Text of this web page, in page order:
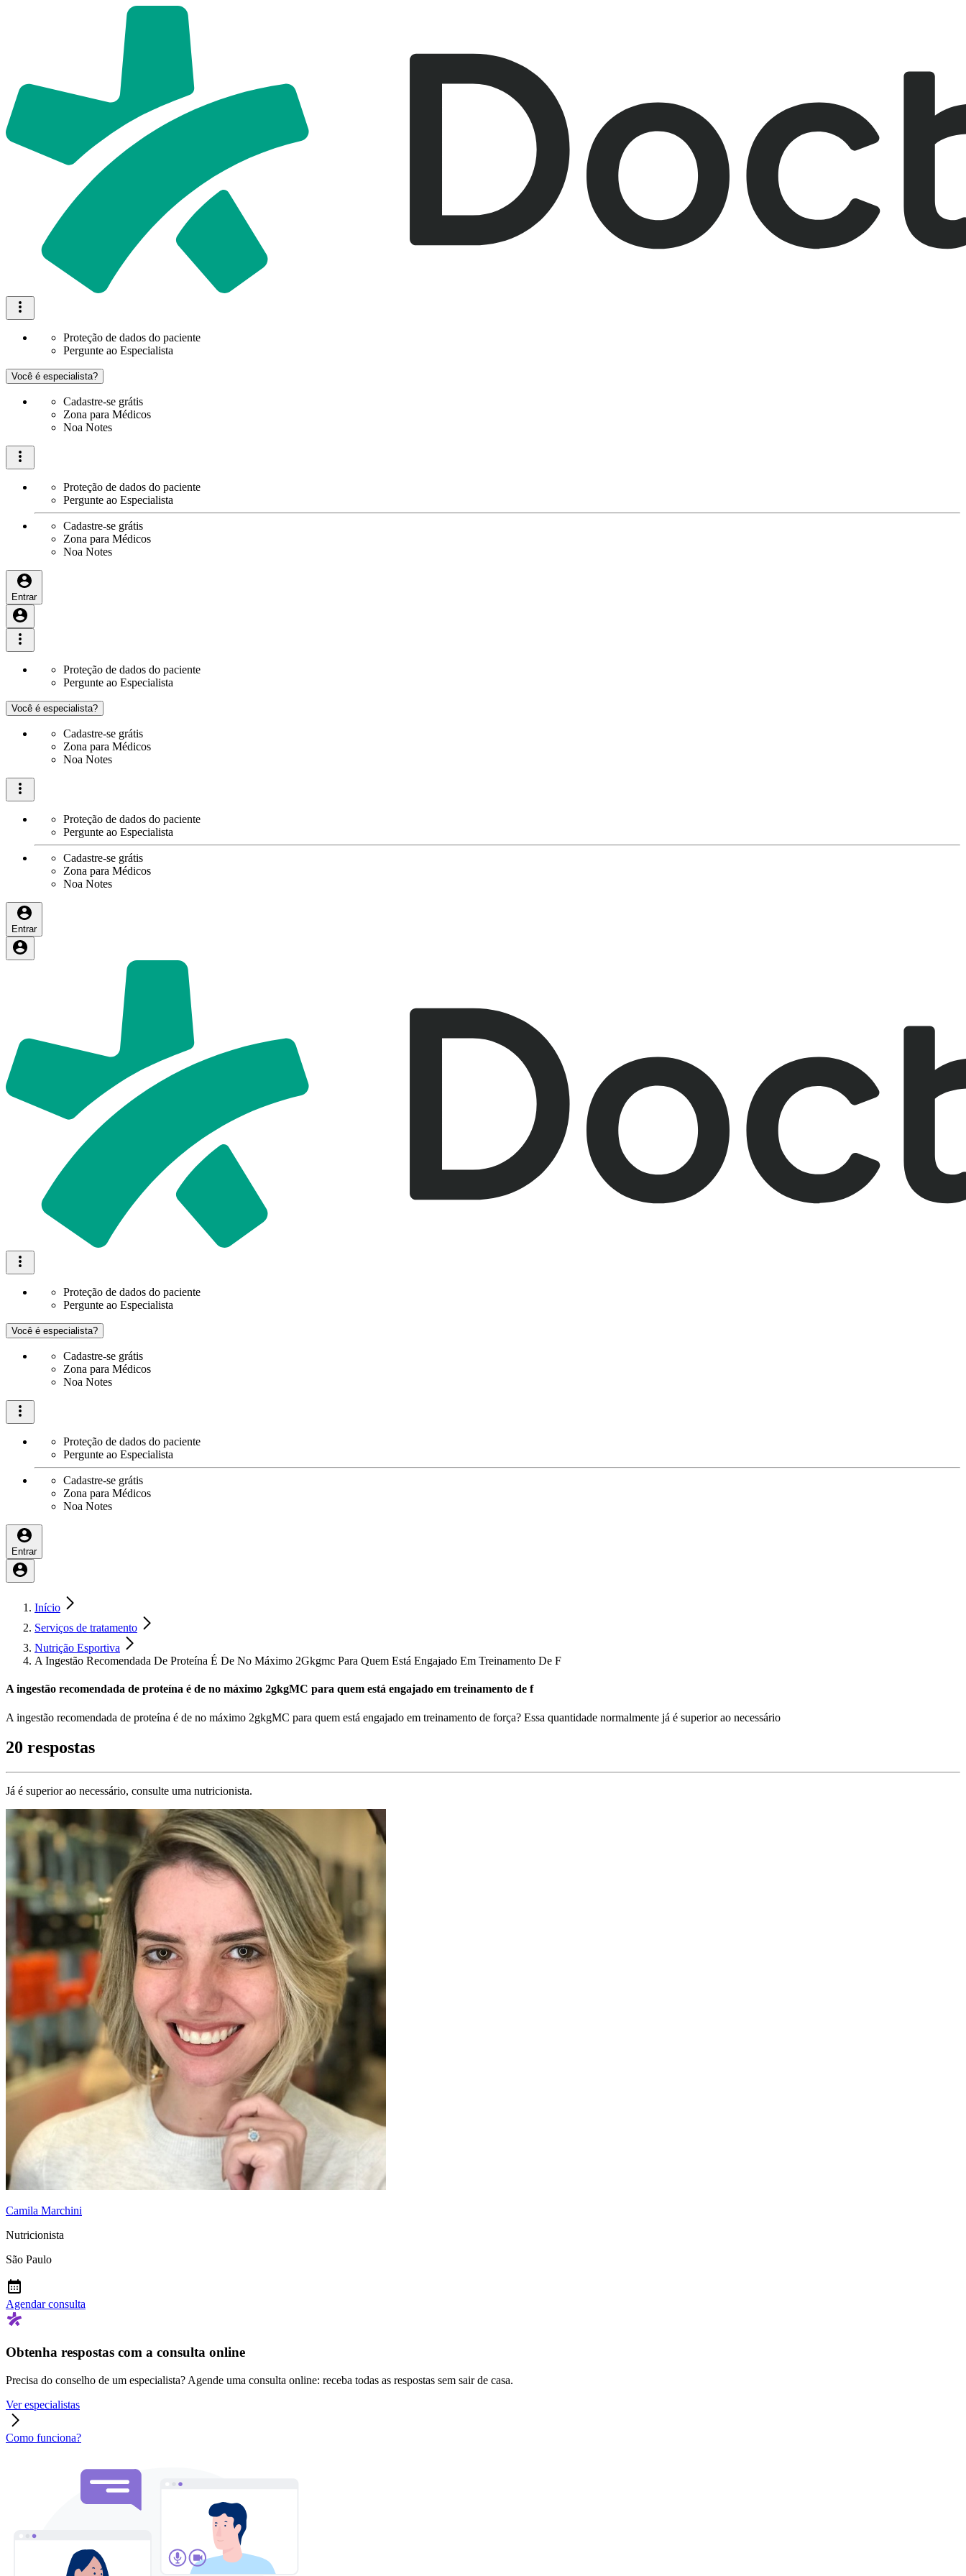
Proteção de dados do paciente
Pergunte ao Especialista
Você é especialista?
Cadastre-se grátis
Zona para Médicos
Noa Notes
Proteção de dados do paciente
Pergunte ao Especialista
Cadastre-se grátis
Zona para Médicos
Noa Notes
Entrar
Proteção de dados do paciente
Pergunte ao Especialista
Você é especialista?
Cadastre-se grátis
Zona para Médicos
Noa Notes
Proteção de dados do paciente
Pergunte ao Especialista
Cadastre-se grátis
Zona para Médicos
Noa Notes
Entrar
Proteção de dados do paciente
Pergunte ao Especialista
Você é especialista?
Cadastre-se grátis
Zona para Médicos
Noa Notes
Proteção de dados do paciente
Pergunte ao Especialista
Cadastre-se grátis
Zona para Médicos
Noa Notes
Entrar
Início
Serviços de tratamento
Nutrição Esportiva
A Ingestão Recomendada De Proteína É De No Máximo 2Gkgmc Para Quem Está Engajado Em Treinamento De F
A ingestão recomendada de proteína é de no máximo 2gkgMC para quem está engajado em treinamento de f
A ingestão recomendada de proteína é de no máximo 2gkgMC para quem está engajado em treinamento de força? Essa quantidade normalmente já é superior ao necessário
20 respostas
Já é superior ao necessário, consulte uma nutricionista.
Camila Marchini
Nutricionista
São Paulo
Agendar consulta
Obtenha respostas com a consulta online
Precisa do conselho de um especialista? Agende uma consulta online: receba todas as respostas sem sair de casa.
Ver especialistas
Como funciona?